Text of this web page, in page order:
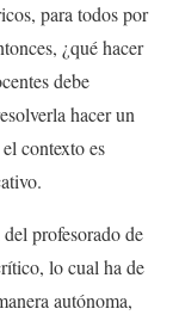
para todos por
¿qué hacer
debe
hacer un
contexto es
profesorado de
lo cual ha de
autónoma,